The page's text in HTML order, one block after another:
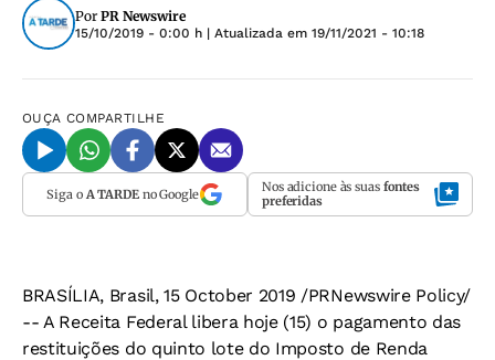
Por PR Newswire
15/10/2019 - 0:00 h | Atualizada em 19/11/2021 - 10:18
OUÇA COMPARTILHE
Siga o A TARDEno Google Nos adicione às suas fontes
preferidas
BRASÍLIA, Brasil, 15 October 2019 /PRNewswire Policy/
-- A Receita Federal libera hoje (15) o pagamento das
restituições do quinto lote do Imposto de Renda